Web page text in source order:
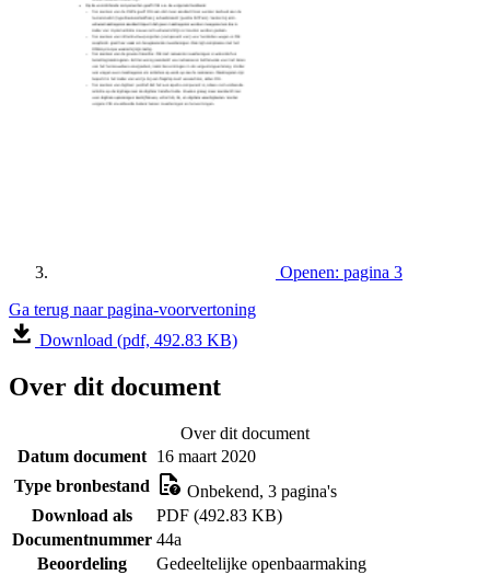
Openen: pagina 3
Ga terug naar pagina-voorvertoning
Download (pdf, 492.83 KB)
Over dit document
Over dit document
Datum document 16 maart 2020
Type bronbestand
Onbekend, 3 pagina's
Download als
PDF (492.83 KB)
Documentnummer 44a
Beoordeling
Gedeeltelijke openbaarmaking